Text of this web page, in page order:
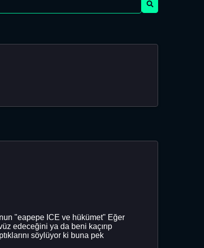
"eapepe ICE ve hükümet" Eğer
edeceğini ya da beni kaçırıp
söylüyor ki buna pek